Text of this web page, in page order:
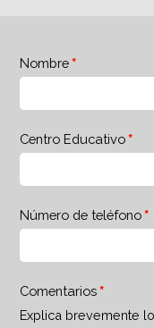
Nombre
Centro Educativo
Número de teléfono
Comentarios
Explica brevemente